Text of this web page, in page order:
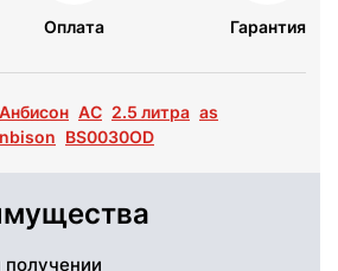
Оплата Гарантия
Анбисон АС 2.5 литра as
BS0030OD